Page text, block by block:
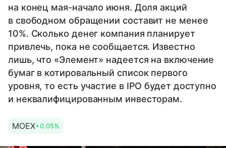
на конец мая-начало июня. Доля акций
в свободном обращении составит не менее
10%. Сколько денег компания планирует
привлечь, пока не сообщается. Известно
лишь, что «Элемент» надеется на включение
бумаг в котировальный список первого
уровня, то есть участие в IPO будет доступно
и неквалифицированным инвесторам.
MOEX+0.05%